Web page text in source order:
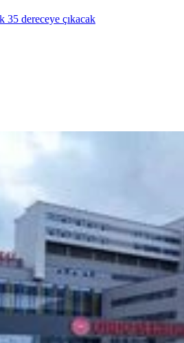
35 dereceye çıkacak